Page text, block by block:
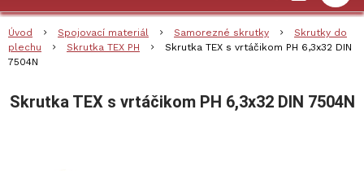
Úvod Spojovací materiál Samorezné skrutky
Skrutky do
plechu
Skrutka TEX PH
Skrutka TEX s vrtáčikom PH 6,3x32 DIN
7504N
Skrutka TEX s vrtáčikom PH 6,3x32 DIN 7504N